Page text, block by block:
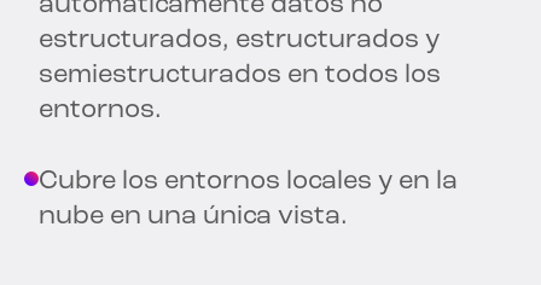
estructurados, estructurados y
semiestructurados en todos los
entornos.
Cubre los entornos locales y en la
nube en una única vista.